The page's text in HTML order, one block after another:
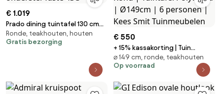
€ 1.019
Prado dining tuintafel 130 cm
rond teak met alu onderstel
Taste 4SO
Ronde, teakhouten, houten
Gratis bezorging
€ 550
+ 15% kassakorting | Tuin
eettafel Bellagio | Rond |
Tuintafel Polywood | Ø149cm | 6
Tuinmeubelen
⌀ 149 cm, ronde, teakhouten
Op voorraad